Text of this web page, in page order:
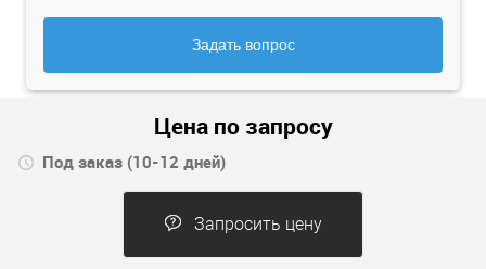
Задать вопрос
Цена по запросу
Под заказ (10-12 дней)
Запросить цену